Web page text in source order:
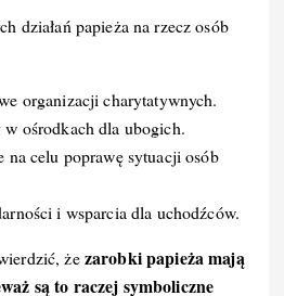
działań papieża na rzecz osób
organizacji charytatywnych.
ośrodkach dla ubogich.
na celu poprawę sytuacji osób
i wsparcia dla uchodźców.
żezarobki papieża mają
są to raczej symboliczne